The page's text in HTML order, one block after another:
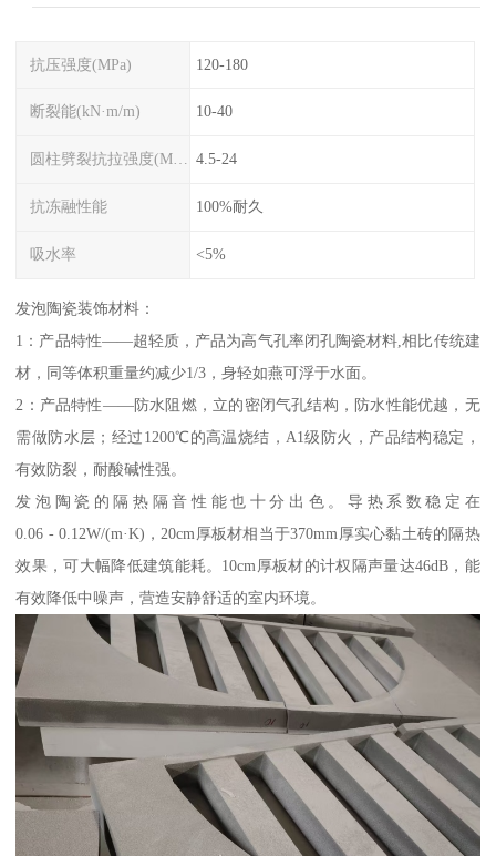
抗压强度(MPa) 120-180
断裂能(kN·m/m) 10-40
圆柱劈裂抗拉强度(MPa) 4.5-24
抗冻融性能 100%耐久
吸水率 <5%
发泡陶瓷装饰材料：
1：产品特性——超轻质，产品为高气孔率闭孔陶瓷材料,相比传统建
材，同等体积重量约减少1/3，身轻如燕可浮于水面。
2：产品特性——防水阻燃，立的密闭气孔结构，防水性能优越，无
需做防水层；经过1200℃的高温烧结，A1级防火，产品结构稳定，
有效防裂，耐酸碱性强。
发泡陶瓷的隔热隔音性能也十分出色。导热系数稳定在
0.06 - 0.12W/(m·K)，20cm厚板材相当于370mm厚实心黏土砖的隔热
效果，可大幅降低建筑能耗。10cm厚板材的计权隔声量达46dB，能
有效降低中噪声，营造安静舒适的室内环境。